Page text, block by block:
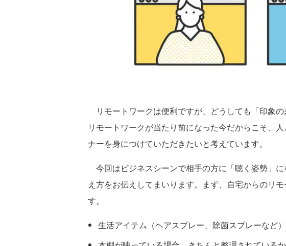
リモートワークは便利ですが、どうしても「印象の
リモートワークが当たり前になった今だからこそ、
ナーを身につけていただきたいと考えています。
今回はビジネスシーンで相手の方に「聴く姿勢」
え方をお伝えしてまいります。まず、自宅からのリ
す。
生活アイテム（ヘアスプレー、除菌スプレーなど